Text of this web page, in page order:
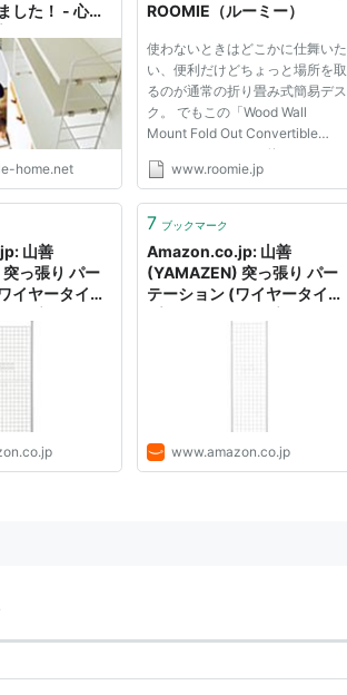
した！ - 心を
home.net
ROOMIE（ルーミー）
使わないときはどこかに仕舞いた
い、便利だけどちょっと場所を取
るのが通常の折り畳み式簡易デス
ク。 でもこの「Wood Wall
Mount Fold Out Convertible
Laptop Desk」は、使わないとき
には壁の収納ラックのように省ス
を考えられた収納一体型の壁掛け
前に倒...
www.roomie.jp
山善
っ張り パー
イヤータイ
7 ブックマーク
Amazon.co.jp: 山善
(YAMAZEN) 突っ張り パー
テーション (ワイヤータイ
www.amazon.co.jp